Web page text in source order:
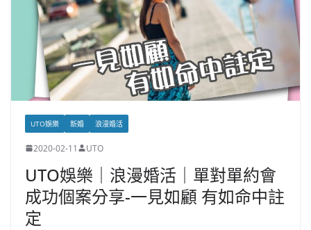
UTO娛樂 新婚 浪漫婚活
2020-02-11 UTO
UTO娛樂｜浪漫婚活｜單對單約會
成功個案分享-一見如顧 有如命中註
定